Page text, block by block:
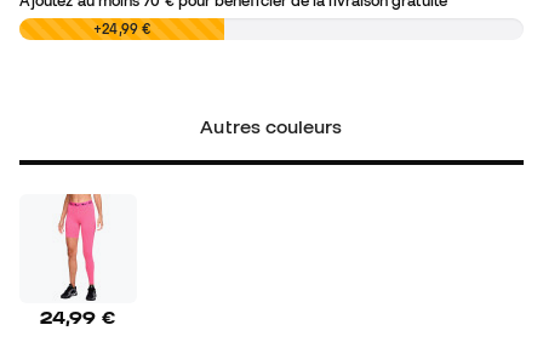
0,00 € +24,99 €
Autres couleurs
24,99 €